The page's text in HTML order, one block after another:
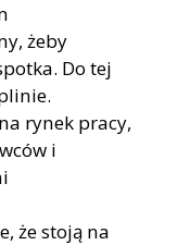
żeby
Do tej
rynek pracy,
i
że stoją na